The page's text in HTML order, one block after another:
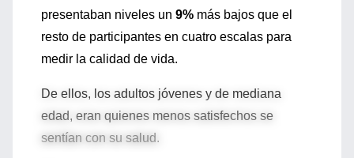
presentaban niveles un 9% más bajos que el
resto de participantes en cuatro escalas para
medir la calidad de vida.
De ellos, los adultos jóvenes y de mediana
edad, eran quienes menos satisfechos se
sentían con su salud.